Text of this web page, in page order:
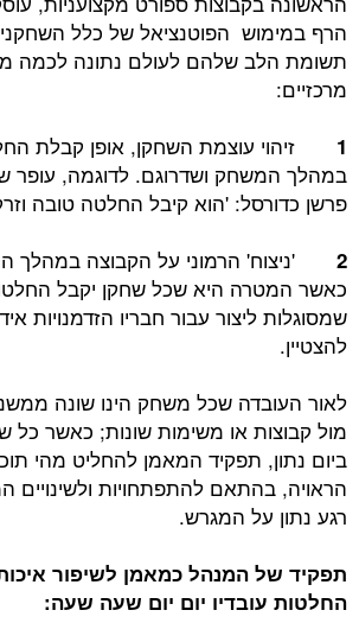
הרף במימוש הפוטנציאל של כלל
תשומת הלב שלהם לעולם נתונה לכמה
מרכזיים:
1
זיהוי עוצמת השחקן, אופן קבלת
במהלך המשחק ושדרוגם. לדוגמה, עופר
פרשן כדורסל: 'הוא קיבל החלטה טובה
2 'ניצוח' הרמוני על הקבוצה במהלך
כאשר המטרה היא שכל שחקן יקבל
שמסוגלות ליצור עבור חבריו הזדמנויות
להצטיין.
לאור העובדה שכל משחק הינו שונה
מול קבוצות או משימות שונות; כאשר כל
ביום נתון, תפקיד המאמן להחליט מהי
הראויה, בהתאם להתפתחויות ולשינויים
רגע נתון על המגרש.
תפקיד של המנהל כמאמן לשיפור
החלטות עובדיו יום יום שעה שעה: